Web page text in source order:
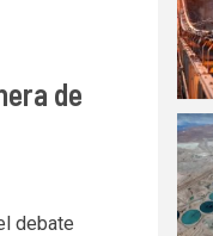
de
debate
6